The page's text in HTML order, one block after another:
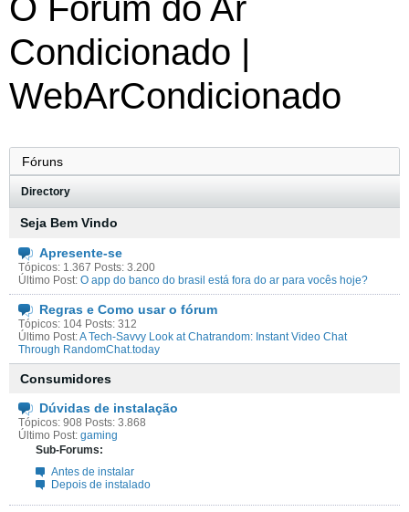
O Fórum do Ar
Condicionado |
WebArCondicionado
Directory
Seja Bem Vindo
Apresente-se
Tópicos: 1.367 Posts: 3.200
Último Post: O app do banco do brasil está fora do ar para vocês hoje?
Regras e Como usar o fórum
Tópicos: 104 Posts: 312
Último Post:A Tech-Savvy Look at Chatrandom: Instant Video Chat
Through RandomChat.today
Consumidores
Dúvidas de instalação
Tópicos: 908 Posts: 3.868
Último Post: gaming
Sub-Forums:
Antes de instalar
Depois de instalado